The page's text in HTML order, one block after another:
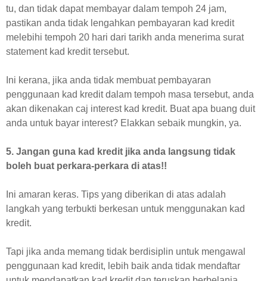
tu, dan tidak dapat membayar dalam tempoh 24 jam,
pastikan anda tidak lengahkan pembayaran kad kredit
melebihi tempoh 20 hari dari tarikh anda menerima surat
statement kad kredit tersebut.
Ini kerana, jika anda tidak membuat pembayaran
penggunaan kad kredit dalam tempoh masa tersebut, anda
akan dikenakan caj interest kad kredit. Buat apa buang duit
anda untuk bayar interest? Elakkan sebaik mungkin, ya.
5. Jangan guna kad kredit jika anda langsung tidak
boleh buat perkara-perkara di atas!!
Ini amaran keras. Tips yang diberikan di atas adalah
langkah yang terbukti berkesan untuk menggunakan kad
kredit.
Tapi jika anda memang tidak berdisiplin untuk mengawal
penggunaan kad kredit, lebih baik anda tidak mendaftar